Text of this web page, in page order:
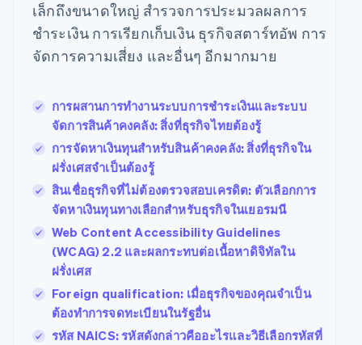
UI การชำระ
เงินสำเร็จรูป
องค์ประกอบ UI
เงิน
เข้าถึงได้
รายการ
Authorization
Boost
ยกระดับการ
ยอมรับการ
ชำระเงิน
Link
การชำระเงินที่
ตามรอบบิล
การจัดการ
การชำระเงิน
ตามรอบบิล
Invoicing
ล่วงหน้า
Tax
คิดภาษีการ
ขายและ VAT
อัตโนมัติ
Revenue
Recognition
ระบบ
อัตโนมัติ
สำหรับการ
Stripe
Sigma
รายงานที่
Data
Pipeline
การซิงค์
ข้อมูล
บุคคลที่
สาม
อีคอมเมิร์ซ
บริการทางการเงินที่
ผสานรวมในตัว
การทำงานอัตโนมัติด้าน
การชำระเงินในแอป
มาร์เก็ตเพลส
การจัดการเงิน
แพลตฟอร์ม
SaaS
ตามอุตสาหกรรม
บริษัท AI
เกม
การบริการ การเดินทาง
และสันทนาการ
ประกันภัย
รับการชำระเงินออนไลน์
ติดตั้งใช้งานการชำระ
มาร์เก็ตเพลส
จัดการการชำระเงินตาม
รอบบิล
เสนอการเรียกเก็บเงิน
ตามการใช้งาน
ออกบัตรที่มีสเตเบิลคอยน์
รองรับอยู่
จัดเตรียมและจัดการ
บริการด้วยเอเจนต์
การเชื่อมต่อการทำงาน
แอป
รับการสนับสนุน
แพ็กเกจการสนับสนุนที่
ได้รับการจัดการ
บริการเฉพาะทาง
บริษัท
แผนงานผลิตภัณฑ์
การประชุมประจำปีแบบ
เซสชัน
ตำแหน่งงาน
ห้องข่าว
Stripe Press
การติดต่อ
ติดต่อฝ่ายขาย
สมัครเป็นพาร์ทเนอร์
เล็กถึงขนาดใหญ่ สำรวจการประมวลผลการ
ชำระเงิน การเรียกเก็บเงิน ธุรกิจสตาร์ทอัพ การ
จัดการความเสี่ยง และอื่นๆ อีกมากมาย
การผสานการทำงานระบบการชำระเงินและระบบ
จัดการสินค้าคงคลัง: สิ่งที่ธุรกิจไทยต้องรู้
การจัดหาเงินทุนสำหรับสินค้าคงคลัง: สิ่งที่ธุรกิจใน
ฝรั่งเศสจำเป็นต้องรู้
สินเชื่อธุรกิจที่ไม่ต้องตรวจสอบเครดิต: ตัวเลือกการ
จัดหาเงินทุนทางเลือกสำหรับธุรกิจในเยอรมนี
Web Content Accessibility Guidelines
(WCAG) 2.2 และผลกระทบต่อเนื้อหาดิจิทัลใน
ฝรั่งเศส
Foreign qualification: เมื่อธุรกิจของคุณจำเป็น
ต้องทำการจดทะเบียนในรัฐอื่น
รหัส NAICS: รหัสดังกล่าวคืออะไรและวิธีเลือกรหัสที่